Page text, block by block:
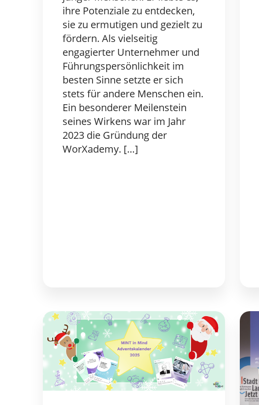
ihre Potenziale zu entdecken,
sie zu ermutigen und gezielt zu
fördern. Als vielseitig
engagierter Unternehmer und
Führungspersönlichkeit im
besten Sinne setzte er sich
stets für andere Menschen ein.
Ein besonderer Meilenstein
seines Wirkens war im Jahr
2023 die Gründung der
WorXademy. […]